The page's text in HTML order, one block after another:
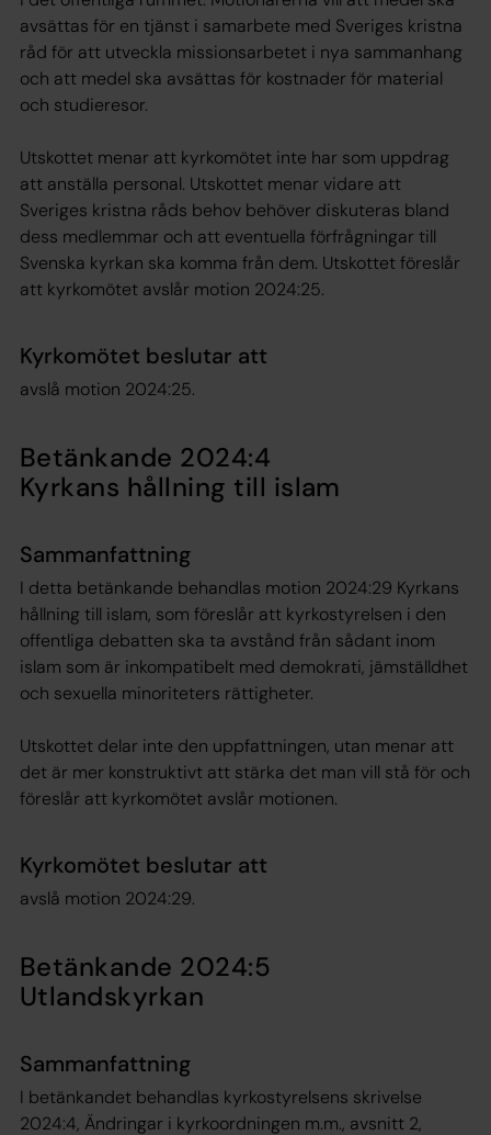
avsättas för en tjänst i samarbete med Sveriges kristna
råd för att utveckla missionsarbetet i nya sammanhang
och att medel ska avsättas för kostnader för material
och studieresor.
Utskottet menar att kyrkomötet inte har som uppdrag
att anställa personal. Utskottet menar vidare att
Sveriges kristna råds behov behöver diskuteras bland
dess medlemmar och att eventuella förfrågningar till
Svenska kyrkan ska komma från dem. Utskottet föreslår
att kyrkomötet avslår motion 2024:25.
Kyrkomötet beslutar att
avslå motion 2024:25.
Betänkande 2024:4
Kyrkans hållning till islam
Sammanfattning
I detta betänkande behandlas motion 2024:29 Kyrkans
hållning till islam, som föreslår att kyrkostyrelsen i den
offentliga debatten ska ta avstånd från sådant inom
islam som är inkompatibelt med demokrati, jämställdhet
och sexuella minoriteters rättigheter.
Utskottet delar inte den uppfattningen, utan menar att
det är mer konstruktivt att stärka det man vill stå för och
föreslår att kyrkomötet avslår motionen.
Kyrkomötet beslutar att
avslå motion 2024:29.
Betänkande 2024:5
Utlandskyrkan
Sammanfattning
I betänkandet behandlas kyrkostyrelsens skrivelse
2024:4, Ändringar i kyrkoordningen m.m., avsnitt 2,